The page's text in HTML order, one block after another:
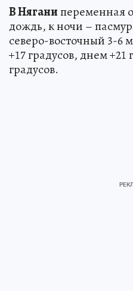
В Няганипеременная
дождь, к ночи –
северо-восточный 3-6
+17 градусов, днем +21
градусов.